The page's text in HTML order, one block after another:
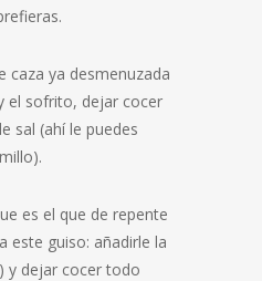
caza ya desmenuzada
el sofrito, dejar cocer
sal (ahí le puedes
es el que de repente
este guiso: añadirle la
y dejar cocer todo